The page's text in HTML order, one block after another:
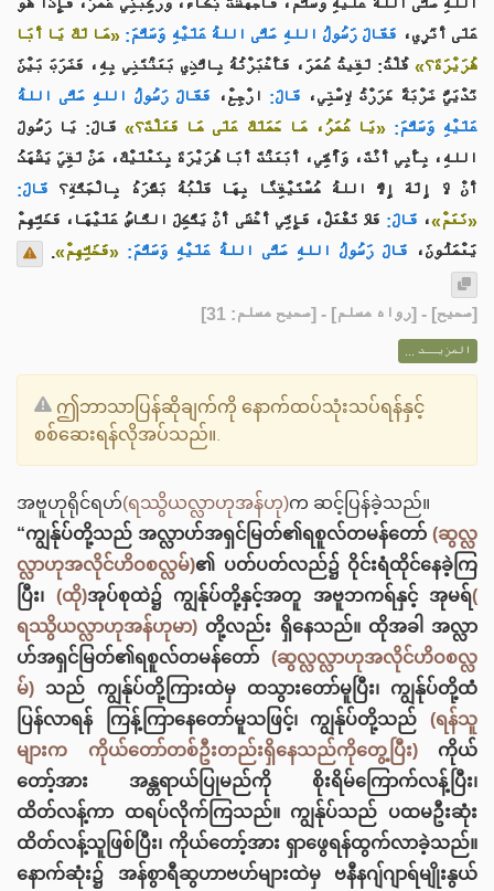
اللهِ صَلَّى اللهُ عَلَيْهِ وَسَلَّمَ، فَأَجْهَشْتُ بُكَاءً، وَرَكِبَنِي عُمَرُ، فَإِذَا هُوَ
عَلَى أَثَرِي، فَقَالَ رَسُولُ اللهِ صَلَّى اللهُ عَلَيْهِ وَسَلَّمَ: «مَا لَكَ يَا أَبَا
هُرَيْرَةَ؟» قُلْتُ: لَقِيتُ عُمَرَ، فَأَخْبَرْتُهُ بِالَّذِي بَعَثْتَنِي بِهِ، فَضَرَبَ بَيْنَ
ثَدْيَيَّ ضَرْبَةً خَرَرْتُ لِاسْتِي، قَالَ: ارْجِعْ،
فَقَالَ رَسُولُ اللهِ صَلَّى اللهُ
عَلَيْهِ وَسَلَّمَ: «يَا عُمَرُ، مَا حَمَلَكَ عَلَى مَا فَعَلْتَ؟»قَالَ: يَا رَسُولَ
اللهِ، بِأَبِي أَنْتَ، وَأُمِّي، أَبَعَثْتَ أَبَا هُرَيْرَةَ بِنَعْلَيْكَ، مَنْ لَقِيَ يَشْهَدُ
أَنْ لَا إِلَهَ إِلَّا اللهُ مُسْتَيْقِنًا بِهَا قَلْبُهُ بَشَّرَهُ بِالْجَنَّةِ؟ قَالَ:
«نَعَمْ»، قَالَ: فَلَا تَفْعَلْ، فَإِنِّي أَخْشَى أَنْ يَتَّكِلَ النَّاسُ عَلَيْهَا، فَخَلِّهِمْ
يَعْمَلُونَ،
قَالَ رَسُولُ اللهِ صَلَّى اللهُ عَلَيْهِ وَسَلَّمَ: «فَخَلِّهِمْ».
[صحيح] - [رواه مسلم] - [صحيح مسلم: 31]
المزيــد ...
ဤဘာသာပြန်ဆိုချက်ကို နောက်ထပ်သုံးသပ်ရန်နှင့်
စစ်ဆေးရန်လိုအပ်သည်။.
အဗူဟုရိုင်ရဟ်(ရဿွိယလ္လာဟုအန်ဟု)က ဆင့်ပြန်ခဲ့သည်။
“ကျွန်ုပ်တို့သည် အလ္လာဟ်အရှင်မြတ်၏ရစူလ်တမန်တော် (ဆွလ္လ
လ္လာဟုအလိုင်ဟိဝစလ္လမ်)၏ ပတ်ပတ်လည်၌ ဝိုင်းရံထိုင်နေခဲ့ကြ
ပြီး၊ (ထို)အုပ်စုထဲ၌ ကျွန်ုပ်တို့နှင့်အတူ အဗူဘကရ်နှင့် အုမရ်(
ရဿွိယလ္လာဟုအန်ဟုမာ) တို့လည်း ရှိနေသည်။ ထိုအခါ အလ္လာ
ဟ်အရှင်မြတ်၏ရစူလ်တမန်တော် (ဆွလ္လလ္လာဟုအလိုင်ဟိဝစလ္လ
မ်) သည် ကျွန်ုပ်တို့ကြားထဲမှ ထသွားတော်မူပြီး၊ ကျွန်ုပ်တို့ထံ
ပြန်လာရန် ကြန့်ကြာနေတော်မူသဖြင့်၊ ကျွန်ုပ်တို့သည် (ရန်သူ
များက ကိုယ်တော်တစ်ဦးတည်းရှိ‌နေသည်ကိုတွေ့ပြီး)ကိုယ်
တော့်အား အန္တရာယ်ပြုမည်ကို စိုးရိမ်ကြောက်လန့်ပြီး၊
ထိတ်လန့်ကာ ထရပ်လိုက်ကြသည်။ ကျွန်ုပ်သည် ပထမဦးဆုံး
ထိတ်လန့်သူဖြစ်ပြီး၊ ကိုယ်တော့်အား ရှာဖွေရန်ထွက်လာခဲ့သည်။
နောက်ဆုံး၌ အန်စွာရီဆွဟာဗဟ်များထဲမှ ဗနီနဂျ်ဂျာရ်မျိုးနွယ်